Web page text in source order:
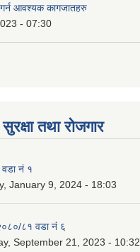
गर्न आवश्यक कागजातहरु
- 07:30
तथा रोजगार
वडा नं १
January 9, 2024 - 18:03
८१ वडा नं ६
September 21, 2023 - 10:32